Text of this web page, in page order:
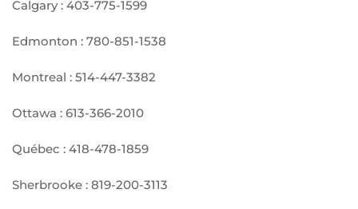
Calgary : 403-775-1599
Edmonton : 780-851-1538
Montreal : 514-447-3382
Ottawa : 613-366-2010
Québec : 418-478-1859
Sherbrooke : 819-200-3113